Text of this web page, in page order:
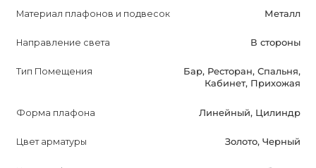
течение 12 месяцев, что говорит о его высоком
Материал плафонов и подвесок Металл
Направление света В стороны
Тип Помещения
Бар, Ресторан, Спальня,
Кабинет, Прихожая
Форма плафона Линейный, Цилиндр
Цвет арматуры Золото, Черный